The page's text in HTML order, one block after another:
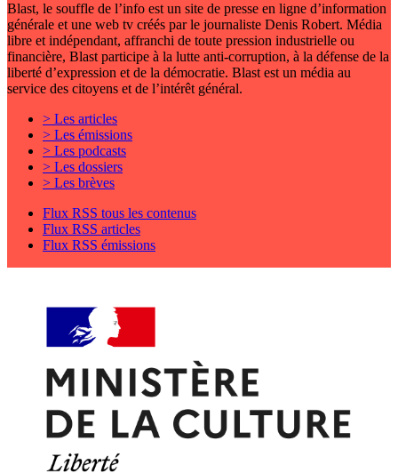
Blast, le souffle de l’info est un site de presse en ligne d’information
générale et une web tv créés par le journaliste Denis Robert. Média
libre et indépendant, affranchi de toute pression industrielle ou
financière, Blast participe à la lutte anti-corruption, à la défense de la
liberté d’expression et de la démocratie. Blast est un média au
service des citoyens et de l’intérêt général.
> Les articles
> Les émissions
> Les podcasts
> Les dossiers
> Les brèves
Flux RSS tous les contenus
Flux RSS articles
Flux RSS émissions